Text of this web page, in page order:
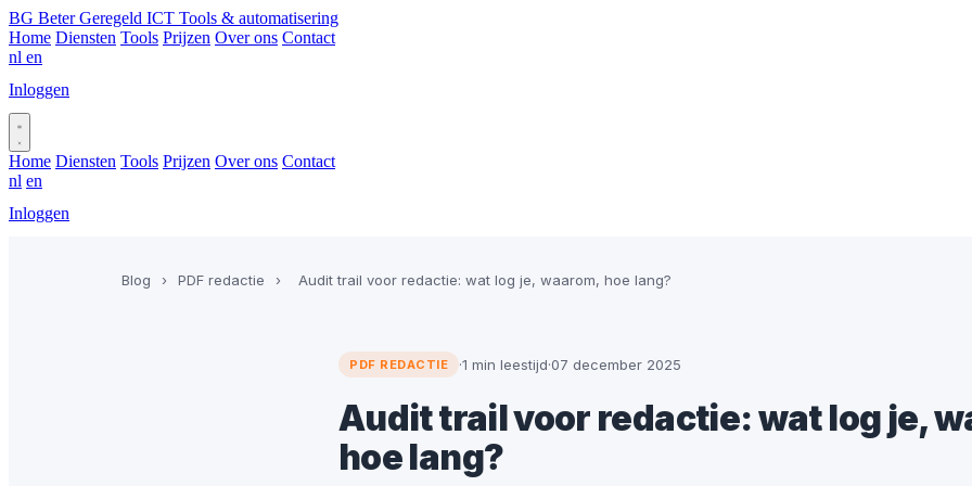
BG Beter Geregeld ICT Tools & automatisering
Home Diensten Tools Prijzen Over ons Contact
nl en
Inloggen
Home Diensten Tools Prijzen Over ons Contact
nl en
Inloggen
Blog › PDF redactie › Audit trail voor redactie: wat log je, waarom, hoe lang?
PDF REDACTIE ·1 min leestijd·07 december 2025
Audit trail voor redactie: wat log je,
hoe lang?